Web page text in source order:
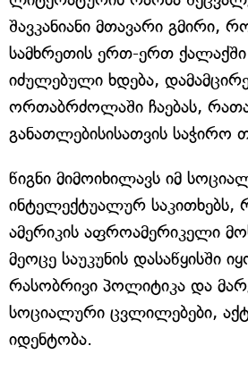
შავკანიანი მთავარი გმირი,
სამხრეთის ერთ-ერთ
იძულებული ხდება,
ორთაბრძოლაში ჩაებას,
განათლებისისათვის საჭირო
წიგნი მიმოიხილავს იმ
ინტელექტუალურ საკითხებს,
ამერიკის აფროამერიკელი
მეოცე საუკუნის დასაწყისში
რასობრივი პოლიტიკა და
სოციალური ცვლილებები,
იდენტობა.